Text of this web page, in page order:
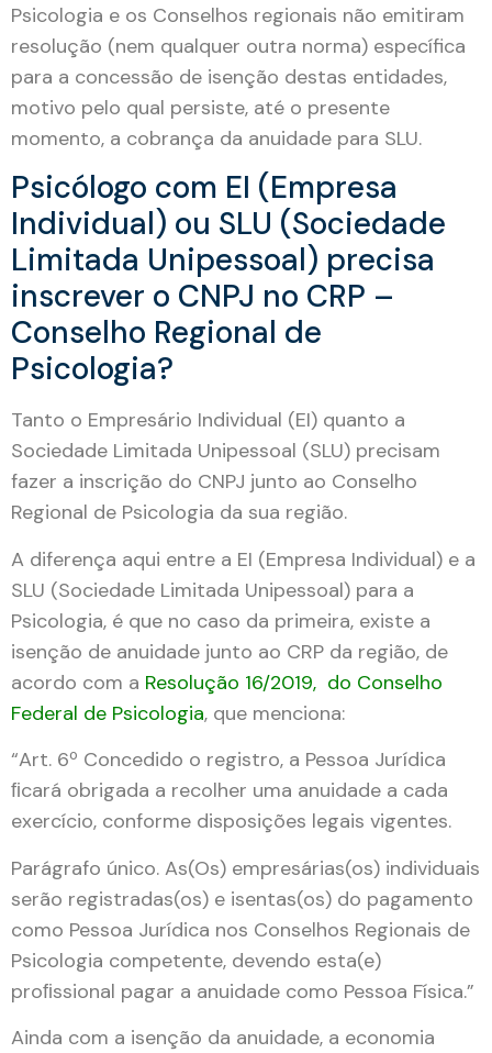
Psicologia e os Conselhos regionais não emitiram
resolução (nem qualquer outra norma) específica
para a concessão de isenção destas entidades,
motivo pelo qual persiste, até o presente
momento, a cobrança da anuidade para SLU.
Psicólogo com EI (Empresa
Individual) ou SLU (Sociedade
Limitada Unipessoal) precisa
inscrever o CNPJ no CRP –
Conselho Regional de
Psicologia?
Tanto o Empresário Individual (EI) quanto a
Sociedade Limitada Unipessoal (SLU) precisam
fazer a inscrição do CNPJ junto ao Conselho
Regional de Psicologia da sua região.
A diferença aqui entre a EI (Empresa Individual) e a
SLU (Sociedade Limitada Unipessoal) para a
Psicologia, é que no caso da primeira, existe a
isenção de anuidade junto ao CRP da região, de
acordo com a Resolução 16/2019, do Conselho
Federal de Psicologia, que menciona:
“Art. 6º Concedido o registro, a Pessoa Jurídica
ﬁcará obrigada a recolher uma anuidade a cada
exercício, conforme disposições legais vigentes.
Parágrafo único. As(Os) empresárias(os) individuais
serão registradas(os) e isentas(os) do pagamento
como Pessoa Jurídica nos Conselhos Regionais de
Psicologia competente, devendo esta(e)
proﬁssional pagar a anuidade como Pessoa Física.”
Ainda com a isenção da anuidade, a economia